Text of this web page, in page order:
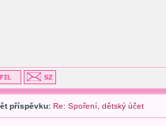
příspěvku: Re: Spoření, dětský účet